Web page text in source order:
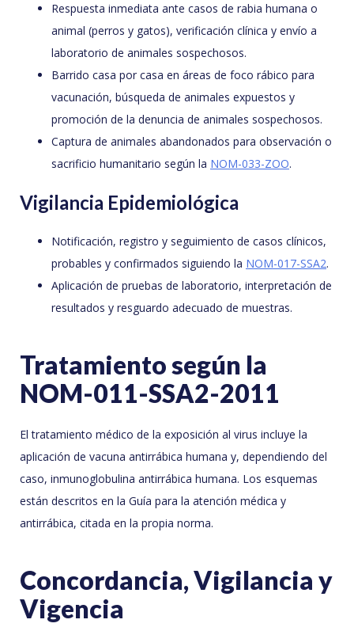
Respuesta inmediata ante casos de rabia humana o
animal (perros y gatos), verificación clínica y envío a
laboratorio de animales sospechosos.
Barrido casa por casa en áreas de foco rábico para
vacunación, búsqueda de animales expuestos y
promoción de la denuncia de animales sospechosos.
Captura de animales abandonados para observación o
sacrificio humanitario según la NOM-033-ZOO.
Vigilancia Epidemiológica
Notificación, registro y seguimiento de casos clínicos,
probables y confirmados siguiendo la NOM-017-SSA2.
Aplicación de pruebas de laboratorio, interpretación de
resultados y resguardo adecuado de muestras.
Tratamiento según la
NOM-011-SSA2-2011
El tratamiento médico de la exposición al virus incluye la
aplicación de vacuna antirrábica humana y, dependiendo del
caso, inmunoglobulina antirrábica humana. Los esquemas
están descritos en la Guía para la atención médica y
antirrábica, citada en la propia norma.
Concordancia, Vigilancia y
Vigencia